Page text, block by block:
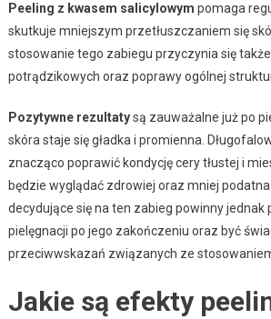
Peeling z kwasem salicylowym pomaga
skutkuje mniejszym przetłuszczaniem się
stosowanie tego zabiegu przyczynia się
potrądzikowych oraz poprawy ogólnej
Pozytywne rezultatysą zauważalne już po
skóra staje się gładka i promienna.
znacząco poprawić kondycję cery tłustej i
będzie wyglądać zdrowiej oraz mniej
decydujące się na ten zabieg powinny jednak
pielęgnacji po jego zakończeniu oraz być
przeciwwskazań związanych ze
Jakie są efekty